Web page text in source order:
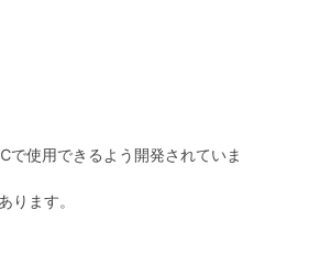
使用できるよう開発されていま
ります。